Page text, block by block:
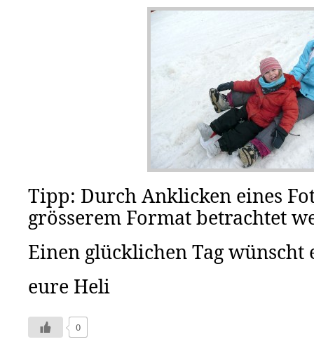
Tipp: Durch Anklicken eines
grösserem Format betrachtet
Einen glücklichen Tag wünscht
eure Heli
0